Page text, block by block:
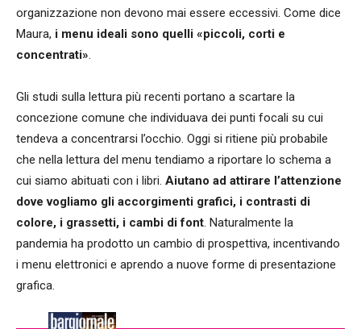
organizzazione non devono mai essere eccessivi. Come dice
Maura, i menu ideali sono quelli «piccoli, corti e
concentrati».
Gli studi sulla lettura più recenti portano a scartare la
concezione comune che individuava dei punti focali su cui
tendeva a concentrarsi l’occhio. Oggi si ritiene più probabile
che nella lettura del menu tendiamo a riportare lo schema a
cui siamo abituati con i libri. Aiutano ad attirare l’attenzione
dove vogliamo gli accorgimenti grafici, i contrasti di
colore, i grassetti, i cambi di font. Naturalmente la
pandemia ha prodotto un cambio di prospettiva, incentivando
i menu elettronici e aprendo a nuove forme di presentazione
grafica.